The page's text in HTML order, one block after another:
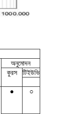
অনুমোদন
কুরস
টিইউভি
● ○